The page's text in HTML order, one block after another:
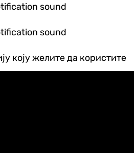
sound
sound
коју желите да користите